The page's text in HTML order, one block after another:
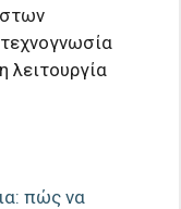
λειτουργία
πώς να